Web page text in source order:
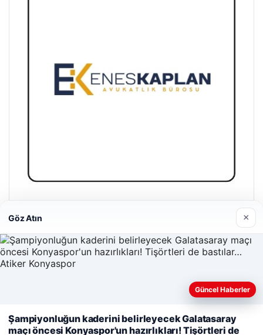
28/04/2026
© 2026 Gündem Analiz – Güncel Haberler
deneyiminizi kişiselleştirmek ve geliştirmek amacıyla çerezler
Göz Atın ×
Güncel Haberler
Şampiyonluğun kaderini belirleyecek Galatasaray
maçı öncesi Konyaspor'un hazırlıkları! Tişörtleri de